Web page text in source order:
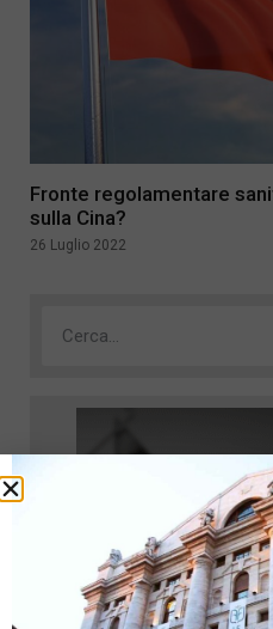
Fronte regolamentare
sulla Cina?
26 Luglio 2022